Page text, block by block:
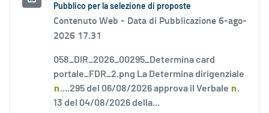
Pubblico per la selezione di proposte
Contenuto Web - Data di Pubblicazione 6-ago-
2026 17.31
058_DIR_2026_00295_Determina card
portale_FDR_2.png La Determina dirigenziale
n....295 del 06/08/2026 approva il Verbale n.
13 del 04/08/2026 della...